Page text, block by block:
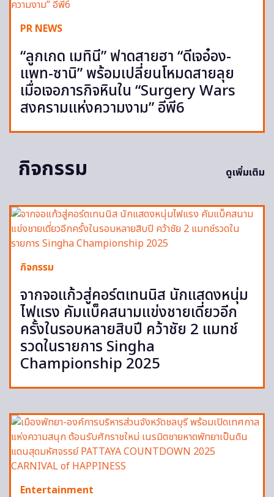
PR NEWS
“ลูกเกด เมทินี” ฟาดสายฮา “ดีเจอ๋อง-
แพท-ซานิ” พร้อมเปลี่ยนโหมดสายลุย
เมื่อเจอภารกิจหินใน “Surgery Wars
สงครามแห่งความงาม” อีพี6
กิจกรรม ดูเพิ่มเติม
กิจกรรม
จากจอแก้วสู่คอร์ตเทนนิส นักแสดงหนุ่ม
ไฟแรง คัมแบ็คสนามแข่งชายเดี่ยวอีก
ครั้งในรอบหลายสิบปี คว้าชัย 2 แมทช์
รวดในรายการ Singha
Championship 2025
Entertainment